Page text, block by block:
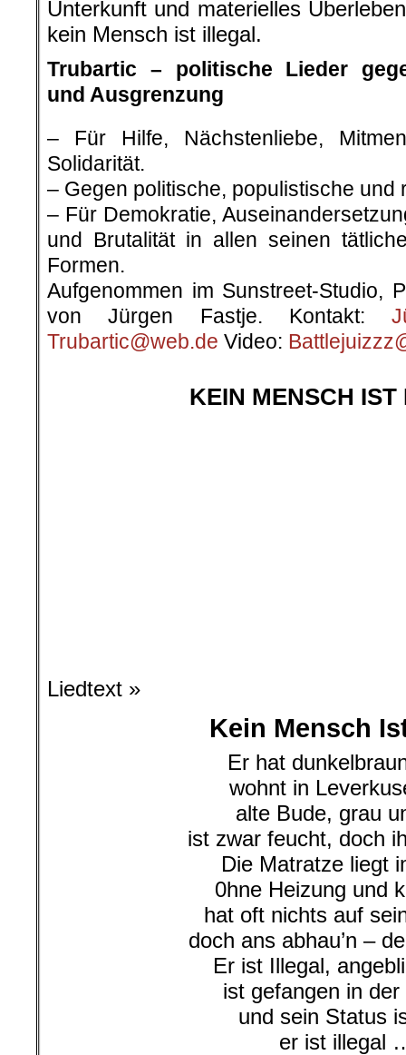
Unterkunft und materielles
kein Mensch ist illegal.
Trubartic – politische Lieder
und Ausgrenzung
– Für Hilfe, Nächstenliebe,
Solidarität.
– Gegen politische, populistische und
– Für Demokratie,
und Brutalität in allen seinen
Formen.
Aufgenommen im Sunstreet-Studio,
von Jürgen Fastje. Kontakt:
Trubartic@web.de Video:
KEIN MENSCH
Liedtext »
Kein Mensch
Er hat
wohnt in
alte Bude, grau
ist zwar feucht, doch
Die Matratze liegt
0hne Heizung und
hat oft nichts auf
doch ans abhau’n –
Er ist Illegal,
ist gefangen in der
und sein Status
er ist illegal